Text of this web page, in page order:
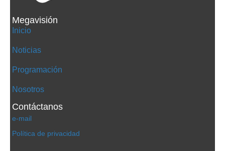
Megavisión
Inicio
Noticias
Programación
Nosotros
Contáctanos
e-mail
Política de privacidad